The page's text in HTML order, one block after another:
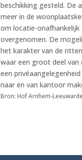
beschikking gesteld. De
meer in de
om locatie-
overgenomen. De
het karakter van de
waar een groot deel
een
naar en van kantoor
Bron: Hof Arnhem-